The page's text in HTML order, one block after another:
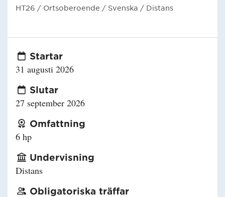
HT26 / Ortsoberoende / Svenska / Distans
Startar
31 augusti 2026
Slutar
27 september 2026
Omfattning
6 hp
Undervisning
Distans
Obligatoriska träffar